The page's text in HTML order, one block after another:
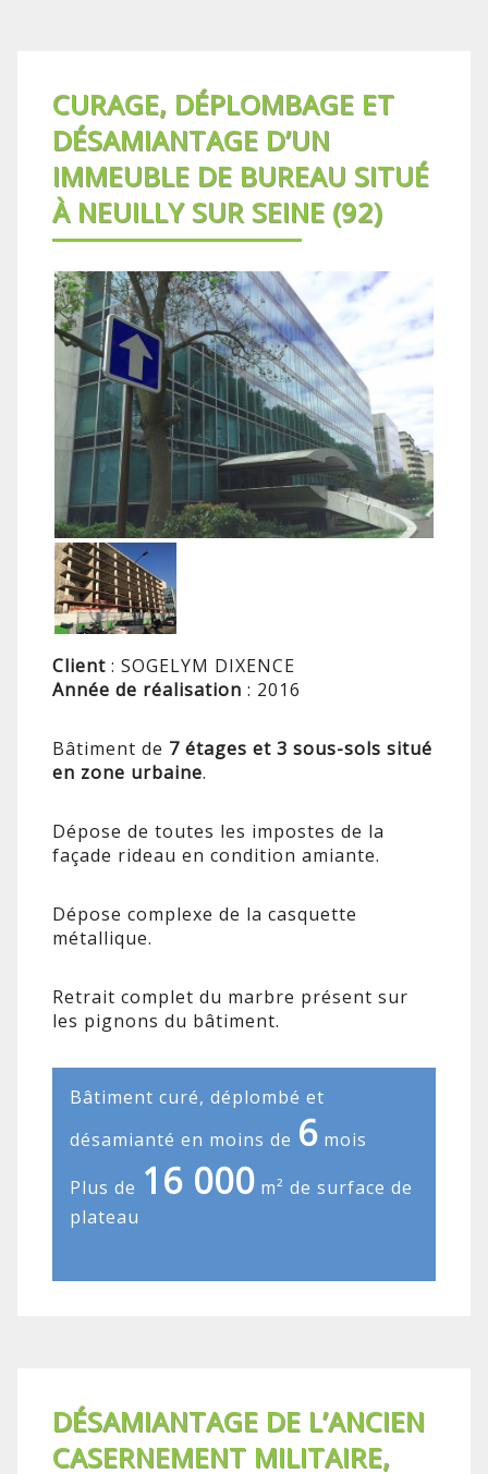
CURAGE, DÉPLOMBAGE ET
DÉSAMIANTAGE D’UN
IMMEUBLE DE BUREAU SITUÉ
À NEUILLY SUR SEINE (92)
Client : SOGELYM DIXENCE
Année de réalisation : 2016
Bâtiment de 7 étages et 3 sous-sols situé
en zone urbaine.
Dépose de toutes les impostes de la
façade rideau en condition amiante.
Dépose complexe de la casquette
métallique.
Retrait complet du marbre présent sur
les pignons du bâtiment.
Bâtiment curé, déplombé et
désamianté en moins de 6 mois
Plus de 16 000 m² de surface de
plateau
DÉSAMIANTAGE DE L’ANCIEN
CASERNEMENT MILITAIRE,